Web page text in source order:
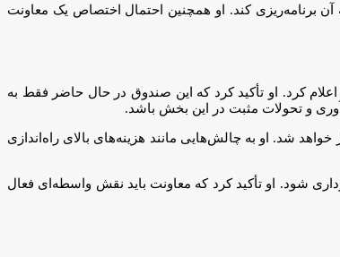
برنامه‌ریزی کند. او همچنین احتمال اختصاص یک معاونت
چهار همت در سال جاری خبر داد و هدف‌گذاری برای رساندن آن به ۲۰ همت در سال آینده را اعلام کرد. او تأکید کرد که این صندوق در حال حاضر فقط به
و تحولات مثبت در این بخش باشد.
شد. او به چالش‌هایی مانند هزینه‌های بالای راه‌اندازی
شود. او تأکید کرد که معاونت باید نقش واسطه‌ای فعال